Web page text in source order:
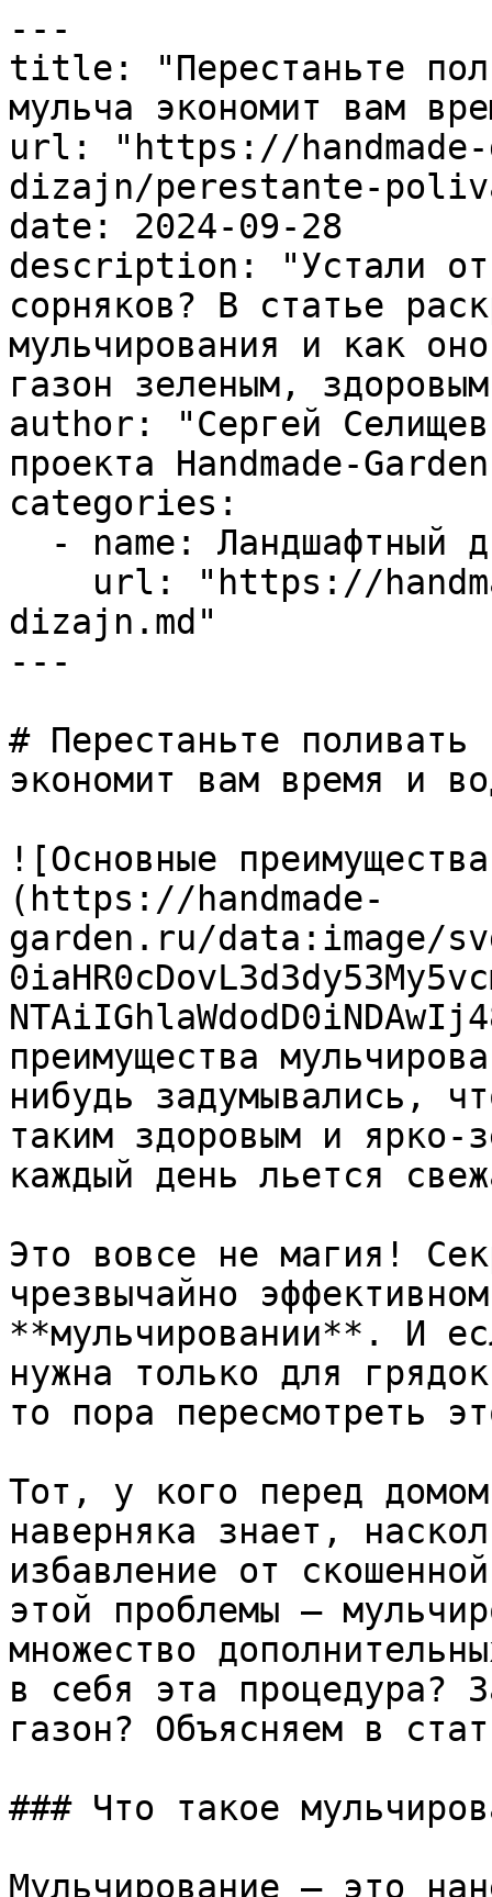
---
title: "Перестаньте
мульча экономит вам
url: "https://
dizajn/perestante-
date: 2024-09-28
description: "Устали от
сорняков? В статье
мульчирования и как
газон зеленым,
author: "Сергей
проекта Handmade-
categories:
dizajn.md"
---
# Перестаньте
экономит вам время и
![Основные
(https://handmade-
garden.ru/data:image/
преимущества
нибудь задумывались,
таким здоровым и ярко-
каждый день льется
Это вовсе не магия!
чрезвычайно
**мульчировании**. И
нужна только для
то пора пересмотреть
Тот, у кого перед
наверняка знает,
избавление от
этой проблемы —
множество
в себя эта процедура?
газон? Объясняем в
### Что такое
Мульчирование — это